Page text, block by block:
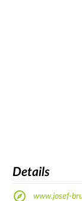
Details
www.josef-